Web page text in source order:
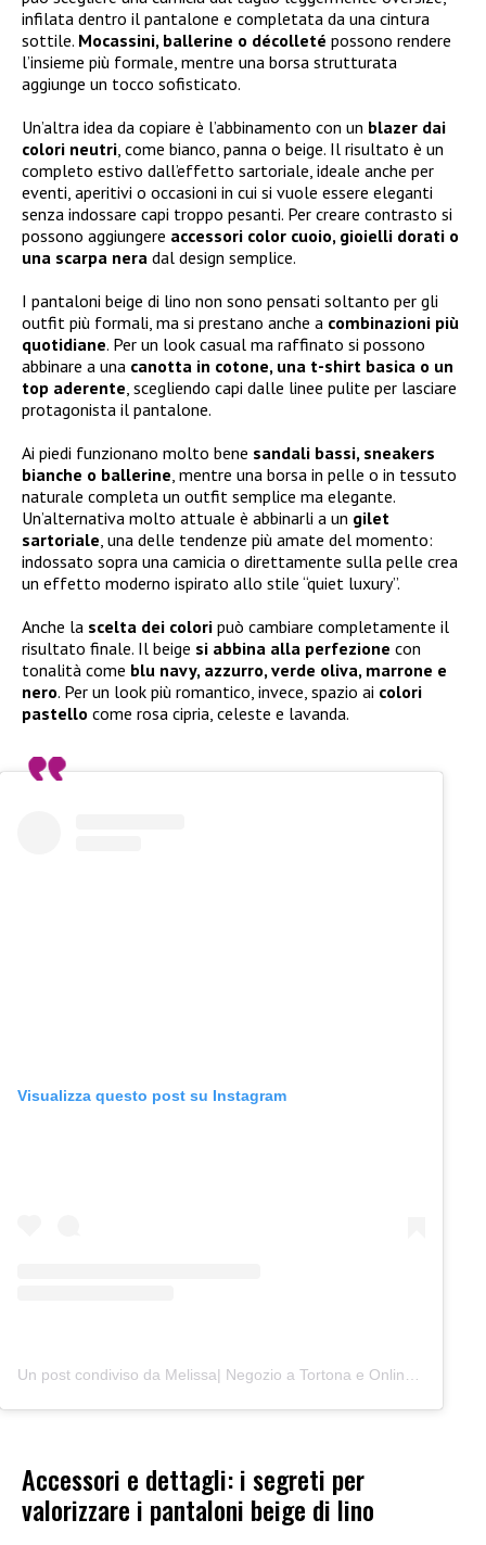
infilata dentro il pantalone e completata da una cintura
sottile. Mocassini, ballerine o décolleté possono rendere
l’insieme più formale, mentre una borsa strutturata
aggiunge un tocco sofisticato.
Un’altra idea da copiare è l’abbinamento con un blazer dai
colori neutri, come bianco, panna o beige. Il risultato è un
completo estivo dall’effetto sartoriale, ideale anche per
eventi, aperitivi o occasioni in cui si vuole essere eleganti
senza indossare capi troppo pesanti. Per creare contrasto si
possono aggiungere accessori color cuoio, gioielli dorati o
una scarpa nera dal design semplice.
I pantaloni beige di lino non sono pensati soltanto per gli
outfit più formali, ma si prestano anche a combinazioni più
quotidiane. Per un look casual ma raffinato si possono
abbinare a una canotta in cotone, una t-shirt basica o un
top aderente, scegliendo capi dalle linee pulite per lasciare
protagonista il pantalone.
Ai piedi funzionano molto bene sandali bassi, sneakers
bianche o ballerine, mentre una borsa in pelle o in tessuto
naturale completa un outfit semplice ma elegante.
Un’alternativa molto attuale è abbinarli a un gilet
sartoriale, una delle tendenze più amate del momento:
indossato sopra una camicia o direttamente sulla pelle crea
un effetto moderno ispirato allo stile “quiet luxury”.
Anche la scelta dei colori può cambiare completamente il
risultato finale. Il beige si abbina alla perfezione con
tonalità come blu navy, azzurro, verde oliva, marrone e
nero. Per un look più romantico, invece, spazio ai colori
pastello come rosa cipria, celeste e lavanda.
Visualizza questo post su Instagram
Accessori e dettagli: i segreti per
valorizzare i pantaloni beige di lino